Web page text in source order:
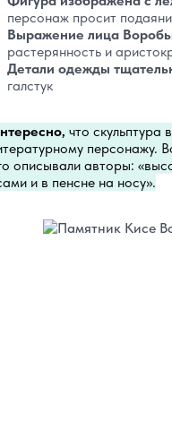
персонаж просит
Выражение лица
растерянность и
Детали одежды
галстук
что
персонажу.
описывали авторы:
и в пенсне на носу».